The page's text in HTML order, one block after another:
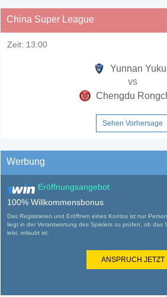
China Super League
Zeit: 13:00
Yunnan
vs
Chengdu
Sehen Vorhersage
Werbung
Eröffnungsangebot
100% Willkommensbonus
Das Registrieren und Eröffnen eines Kontos ist nur
liegt in der Verantwortung des Spielers zu prüfen, ob das
lebt, erlaubt ist.
ANSPRUCH JETZT